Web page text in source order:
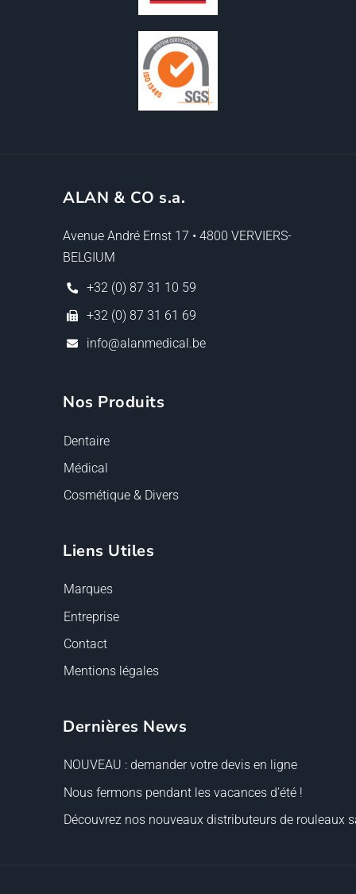
ALAN & CO s.a.
Avenue André Ernst 17 • 4800 VERVIERS-
BELGIUM
+32 (0) 87 31 10 59
+32 (0) 87 31 61 69
info@alanmedical.be
Nos Produits
Dentaire
Médical
Cosmétique & Divers
Liens Utiles
Marques
Entreprise
Contact
Mentions légales
Dernières News
NOUVEAU : demander votre devis en ligne
Nous fermons pendant les vacances d’été !
Découvrez nos nouveaux distributeurs de rouleaux